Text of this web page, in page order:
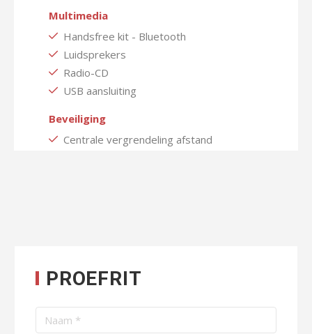
Multimedia
Handsfree kit - Bluetooth
Luidsprekers
Radio-CD
USB aansluiting
Beveiliging
Centrale vergrendeling afstand
PROEFRIT